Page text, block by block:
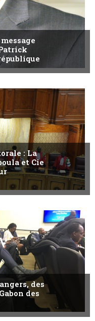
: La
et Cie
des
des